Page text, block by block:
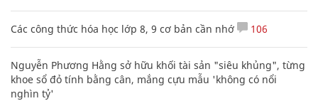
Các công thức hóa học lớp 8, 9 cơ bản cần nhớ 106
Nguyễn Phương Hằng sở hữu khối tài sản "siêu khủng", từng
khoe sổ đỏ tính bằng cân, mắng cựu mẫu 'không có nổi
nghìn tỷ'